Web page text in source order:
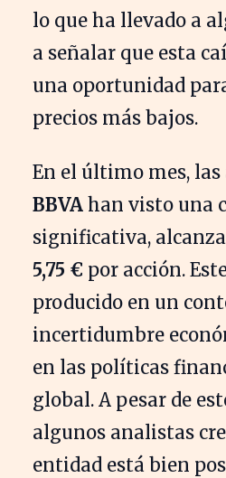
lo que ha llevado a
a señalar que esta
una oportunidad
precios más bajos.
En el último mes, las
BBVA han visto una
significativa,
5,75 € por acción.
producido en un
incertidumbre
en las políticas
global. A pesar de
algunos analistas
entidad está bien